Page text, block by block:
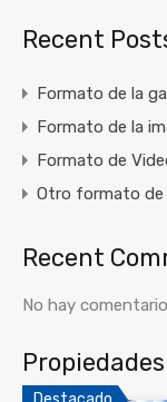
Recent
Formato de la
Formato de la
Formato de
Otro formato de
Recent
No hay